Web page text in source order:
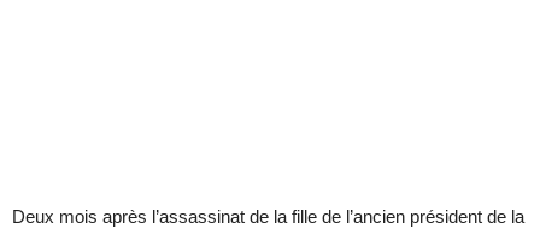
Deux mois après l’assassinat de la fille de l’ancien président de la